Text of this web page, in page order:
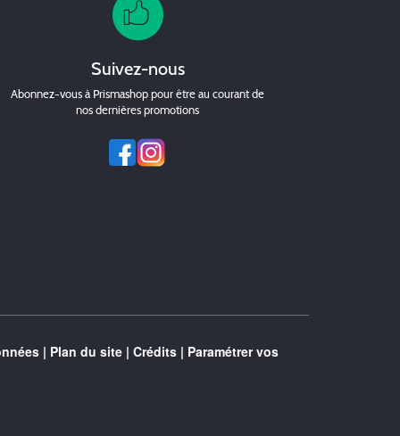
Suivez-nous
Abonnez-vous à Prismashop pour être au courant de
nos dernières promotions
| Plan du site| Crédits| Paramétrer vos